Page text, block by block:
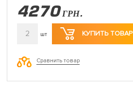
4270 ГРН.
2 шт КУПИТЬ ТОВАР
Сравнить товар